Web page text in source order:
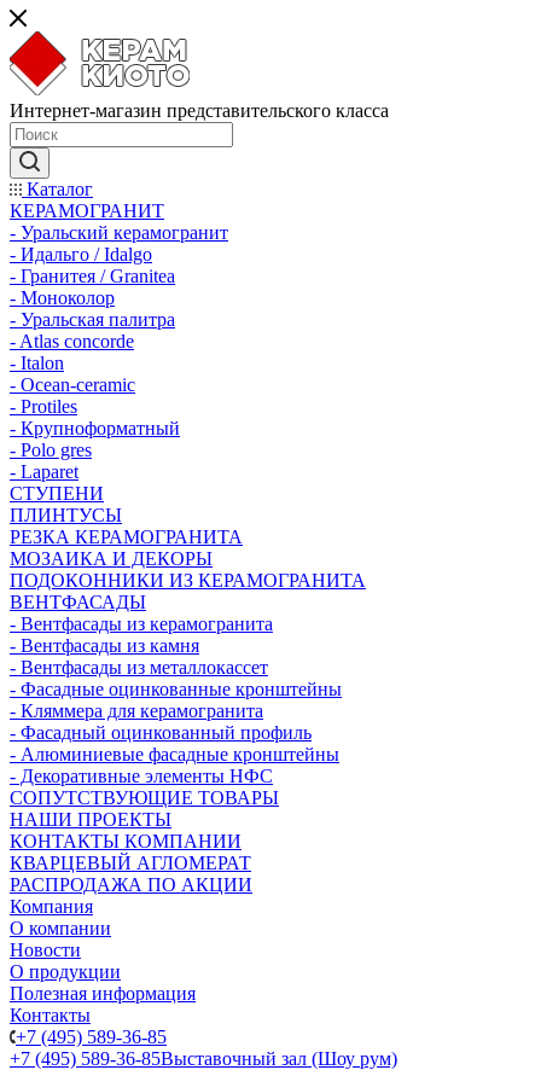
Интернет-магазин представительского класса
Каталог
КЕРАМОГРАНИТ
- Уральский керамогранит
- Идальго / Idalgo
- Гранитея / Granitea
- Моноколор
- Уральская палитра
- Atlas concorde
- Italon
- Ocean-ceramic
- Protiles
- Крупноформатный
- Polo gres
- Laparet
СТУПЕНИ
ПЛИНТУСЫ
РЕЗКА КЕРАМОГРАНИТА
МОЗАИКА И ДЕКОРЫ
ПОДОКОННИКИ ИЗ КЕРАМОГРАНИТА
ВЕНТФАСАДЫ
- Вентфасады из керамогранита
- Вентфасады из камня
- Вентфасады из металлокассет
- Фасадные оцинкованные кронштейны
- Кляммера для керамогранита
- Фасадный оцинкованный профиль
- Алюминиевые фасадные кронштейны
- Декоративные элементы НФС
СОПУТСТВУЮЩИЕ ТОВАРЫ
НАШИ ПРОЕКТЫ
КОНТАКТЫ КОМПАНИИ
КВАРЦЕВЫЙ АГЛОМЕРАТ
РАСПРОДАЖА ПО АКЦИИ
Компания
О компании
Новости
О продукции
Полезная информация
Контакты
+7 (495) 589-36-85
+7 (495) 589-36-85Выставочный зал (Шоу рум)